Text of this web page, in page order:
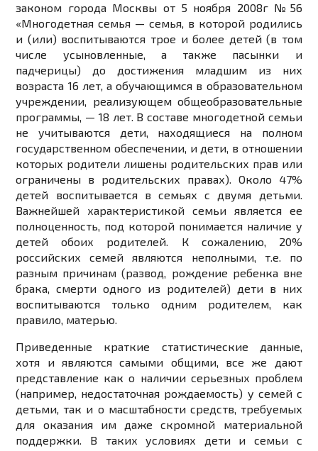
законом города Москвы от 5 ноября 2008г №56
«Многодетная семья — семья, в которой родились
и (или) воспитываются трое и более детей (в том
числе усыновленные, а также пасынки и
падчерицы) до достижения младшим из них
возраста 16 лет, а обучающимся в образовательном
учреждении, реализующем общеобразовательные
программы, — 18 лет. В составе многодетной семьи
не учитываются дети, находящиеся на полном
государственном обеспечении, и дети, в отношении
которых родители лишены родительских прав или
ограничены в родительских правах). Около 47%
детей воспитывается в семьях с двумя детьми.
Важнейшей характеристикой семьи является ее
полноценность, под которой понимается наличие у
детей обоих родителей. К сожалению, 20%
российских семей являются неполными, т.е. по
разным причинам (развод, рождение ребенка вне
брака, смерти одного из родителей) дети в них
воспитываются только одним родителем, как
правило, матерью.
Приведенные краткие статистические данные,
хотя и являются самыми общими, все же дают
представление как о наличии серьезных проблем
(например, недостаточная рождаемость) у семей с
детьми, так и о масштабности средств, требуемых
для оказания им даже скромной материальной
поддержки. В таких условиях дети и семьи с